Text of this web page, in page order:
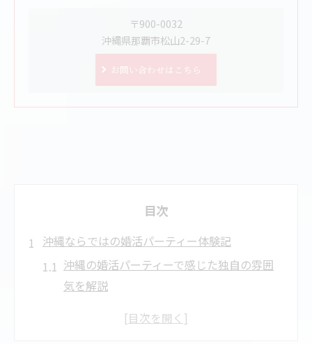
〒900-0032
沖縄県那覇市松山2-29-7
お問い合わせはこちら
目次
沖縄ならではの婚活パーティー体験記
沖縄の婚活パーティーで感じた独自の雰囲
気を解説
参加者の声から見る婚活パーティーのリア